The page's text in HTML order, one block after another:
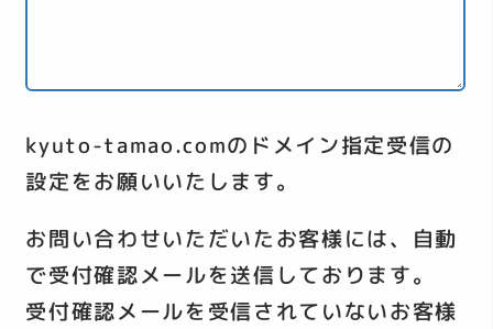
kyuto-tamao.comのドメイン指定受信の
設定をお願いいたします。
お問い合わせいただいたお客様には、自動
で受付確認メールを送信しております。
受付確認メールを受信されていないお客様